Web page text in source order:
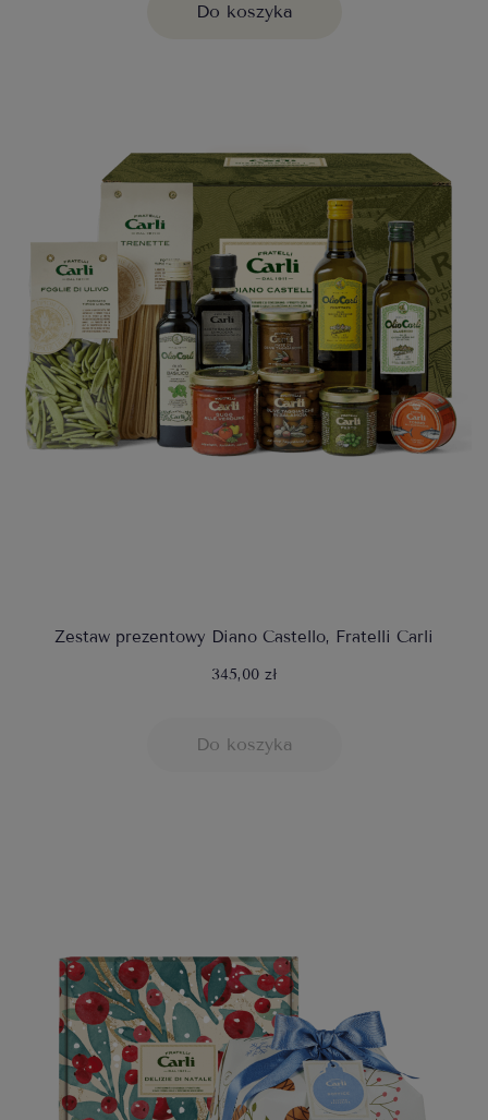
Do koszyka
Zestaw prezentowy Diano Castello, Fratelli Carli
345,00 zł
Do koszyka